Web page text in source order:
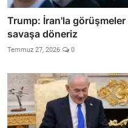
Trump: İran'la görüşmeler
savaşa döneriz
Temmuz 27, 2026 0